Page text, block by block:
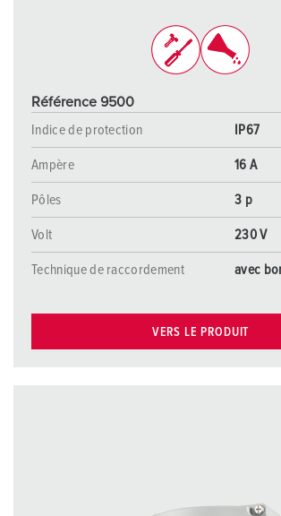
Référence 9500
Indice de protection
IP67
Ampère 16 A
Pôles 3 p
Volt 230 V
Technique de raccordement avec
VERS LE PRODUIT